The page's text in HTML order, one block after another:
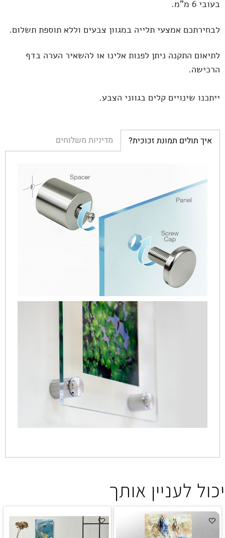
בעובי 6 מ”מ.
לבחירתכם אמצעי תלייה במגוון צבעים וללא תוספת תשלום.
לתיאום התקנה ניתן לפנות אלינו או להשאיר הערה בדף
הרכישה.
ייתכנו שינויים קלים בגווני הצבע.
איך תולים תמונת זכוכית? מדיניות משלוחים
יכול לעניין אותך